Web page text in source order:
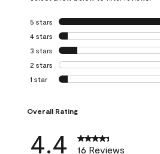
5 stars stars
4 stars stars
3 stars stars
2 stars stars
1 star stars
Overall Rating
4.4 16 Reviews